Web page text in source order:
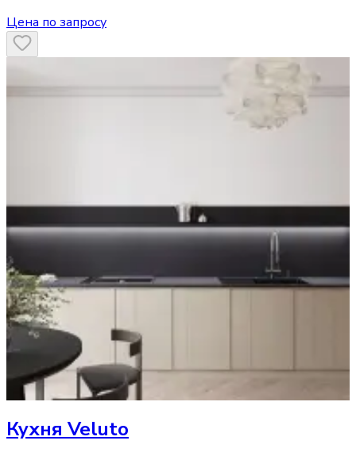
Цена по запросу
Кухня Veluto